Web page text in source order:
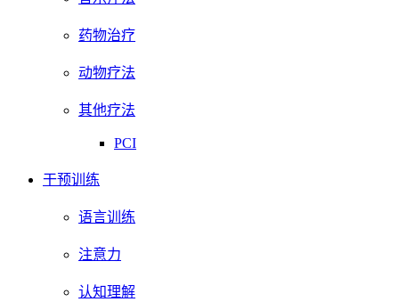
药物治疗
动物疗法
其他疗法
PCI
干预训练
语言训练
注意力
认知理解